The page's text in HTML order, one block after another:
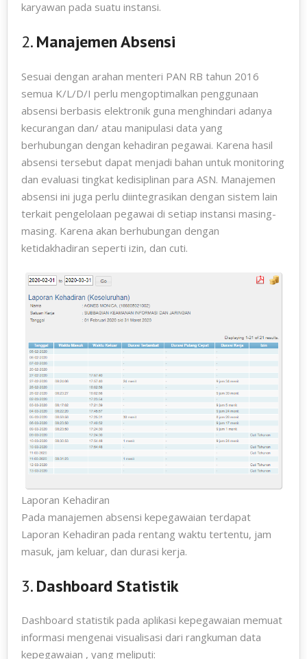
karyawan pada suatu instansi.
2.Manajemen Absensi
Sesuai dengan arahan menteri PAN RB tahun 2016
semua K/L/D/I perlu mengoptimalkan penggunaan
absensi berbasis elektronik guna menghindari adanya
kecurangan dan/ atau manipulasi data yang
berhubungan dengan kehadiran pegawai. Karena hasil
absensi tersebut dapat menjadi bahan untuk monitoring
dan evaluasi tingkat kedisiplinan para ASN. Manajemen
absensi ini juga perlu diintegrasikan dengan sistem lain
terkait pengelolaan pegawai di setiap instansi masing-
masing. Karena akan berhubungan dengan
ketidakhadiran seperti izin, dan cuti.
Laporan Kehadiran
Pada manajemen absensi kepegawaian terdapat
Laporan Kehadiran pada rentang waktu tertentu, jam
masuk, jam keluar, dan durasi kerja.
3.Dashboard Statistik
Dashboard statistik pada aplikasi kepegawaian memuat
informasi mengenai visualisasi dari rangkuman data
kepegawaian , yang meliputi: